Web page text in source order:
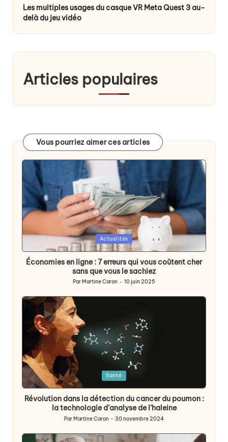
Les multiples usages du casque VR Meta Quest 3 au-
delà du jeu vidéo
Articles populaires
Vous pourriez aimer ces articles
Posted
Actualités
Économies en ligne : 7 erreurs qui vous coûtent cher
sans que vous le sachiez
Publié
par
Par Martine Caron 10 juin 2025
Posted
in
Santé
Révolution dans la détection du cancer du poumon :
la technologie d’analyse de l’haleine
Publié
ParMartine Caron 30 novembre 2024